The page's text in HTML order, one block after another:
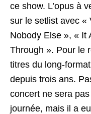
ce show. L’opus à
sur le setlist avec «
Nobody Else », « It
Through ». Pour le
titres du long-
depuis trois ans.
concert ne sera
journée, mais il a